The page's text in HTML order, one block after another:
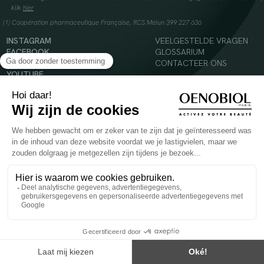
klik hier
(1) Coopération pharmaceutique Française, RCS Melun 399 227 636
INSTAGRAM
FACEBOOK
TIKTOK
YOUTUBE
VEELGESTELDE VRAGEN
GLOSSARIUM
CONTACTEER ONS
Voedingssupplement dat moet worden geconsumeerd als onderdeel van een gevarieerde,
evenwichtige voeding en een gezonde levensstijl. Aanbevolen dagelijkse dosis niet
overschrijden. Enkel voor volwassenen, buiten het bereik van kinderen houden.